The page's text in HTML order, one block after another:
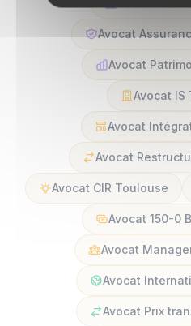
Avocat
Avocat
Avocat IS
Avocat
Avocat
Avocat CIR Toulouse
Avocat 150-0
Avocat
Avocat
Avocat Prix